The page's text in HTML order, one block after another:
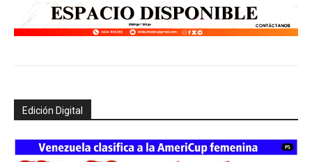
Edición Digital